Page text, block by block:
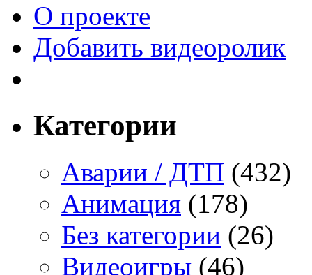
О проекте
Добавить видеоролик
Категории
Аварии / ДТП (432)
Анимация (178)
Без категории (26)
Видеоигры (46)